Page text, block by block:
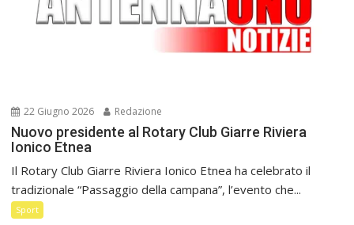
22 Giugno 2026 Redazione
Nuovo presidente al Rotary Club Giarre Riviera
Ionico Etnea
Il Rotary Club Giarre Riviera Ionico Etnea ha celebrato il
tradizionale “Passaggio della campana”, l’evento che...
Sport